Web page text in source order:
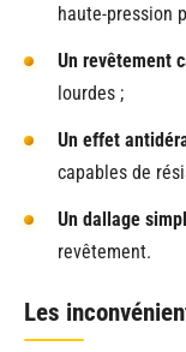
haute-pression
Un revêtement
lourdes ;
Un effet
capables de
Un dallage
revêtement.
Les